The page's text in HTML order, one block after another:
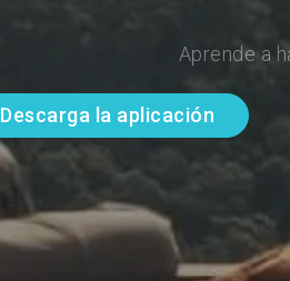
Aprende a
Descarga la aplicación